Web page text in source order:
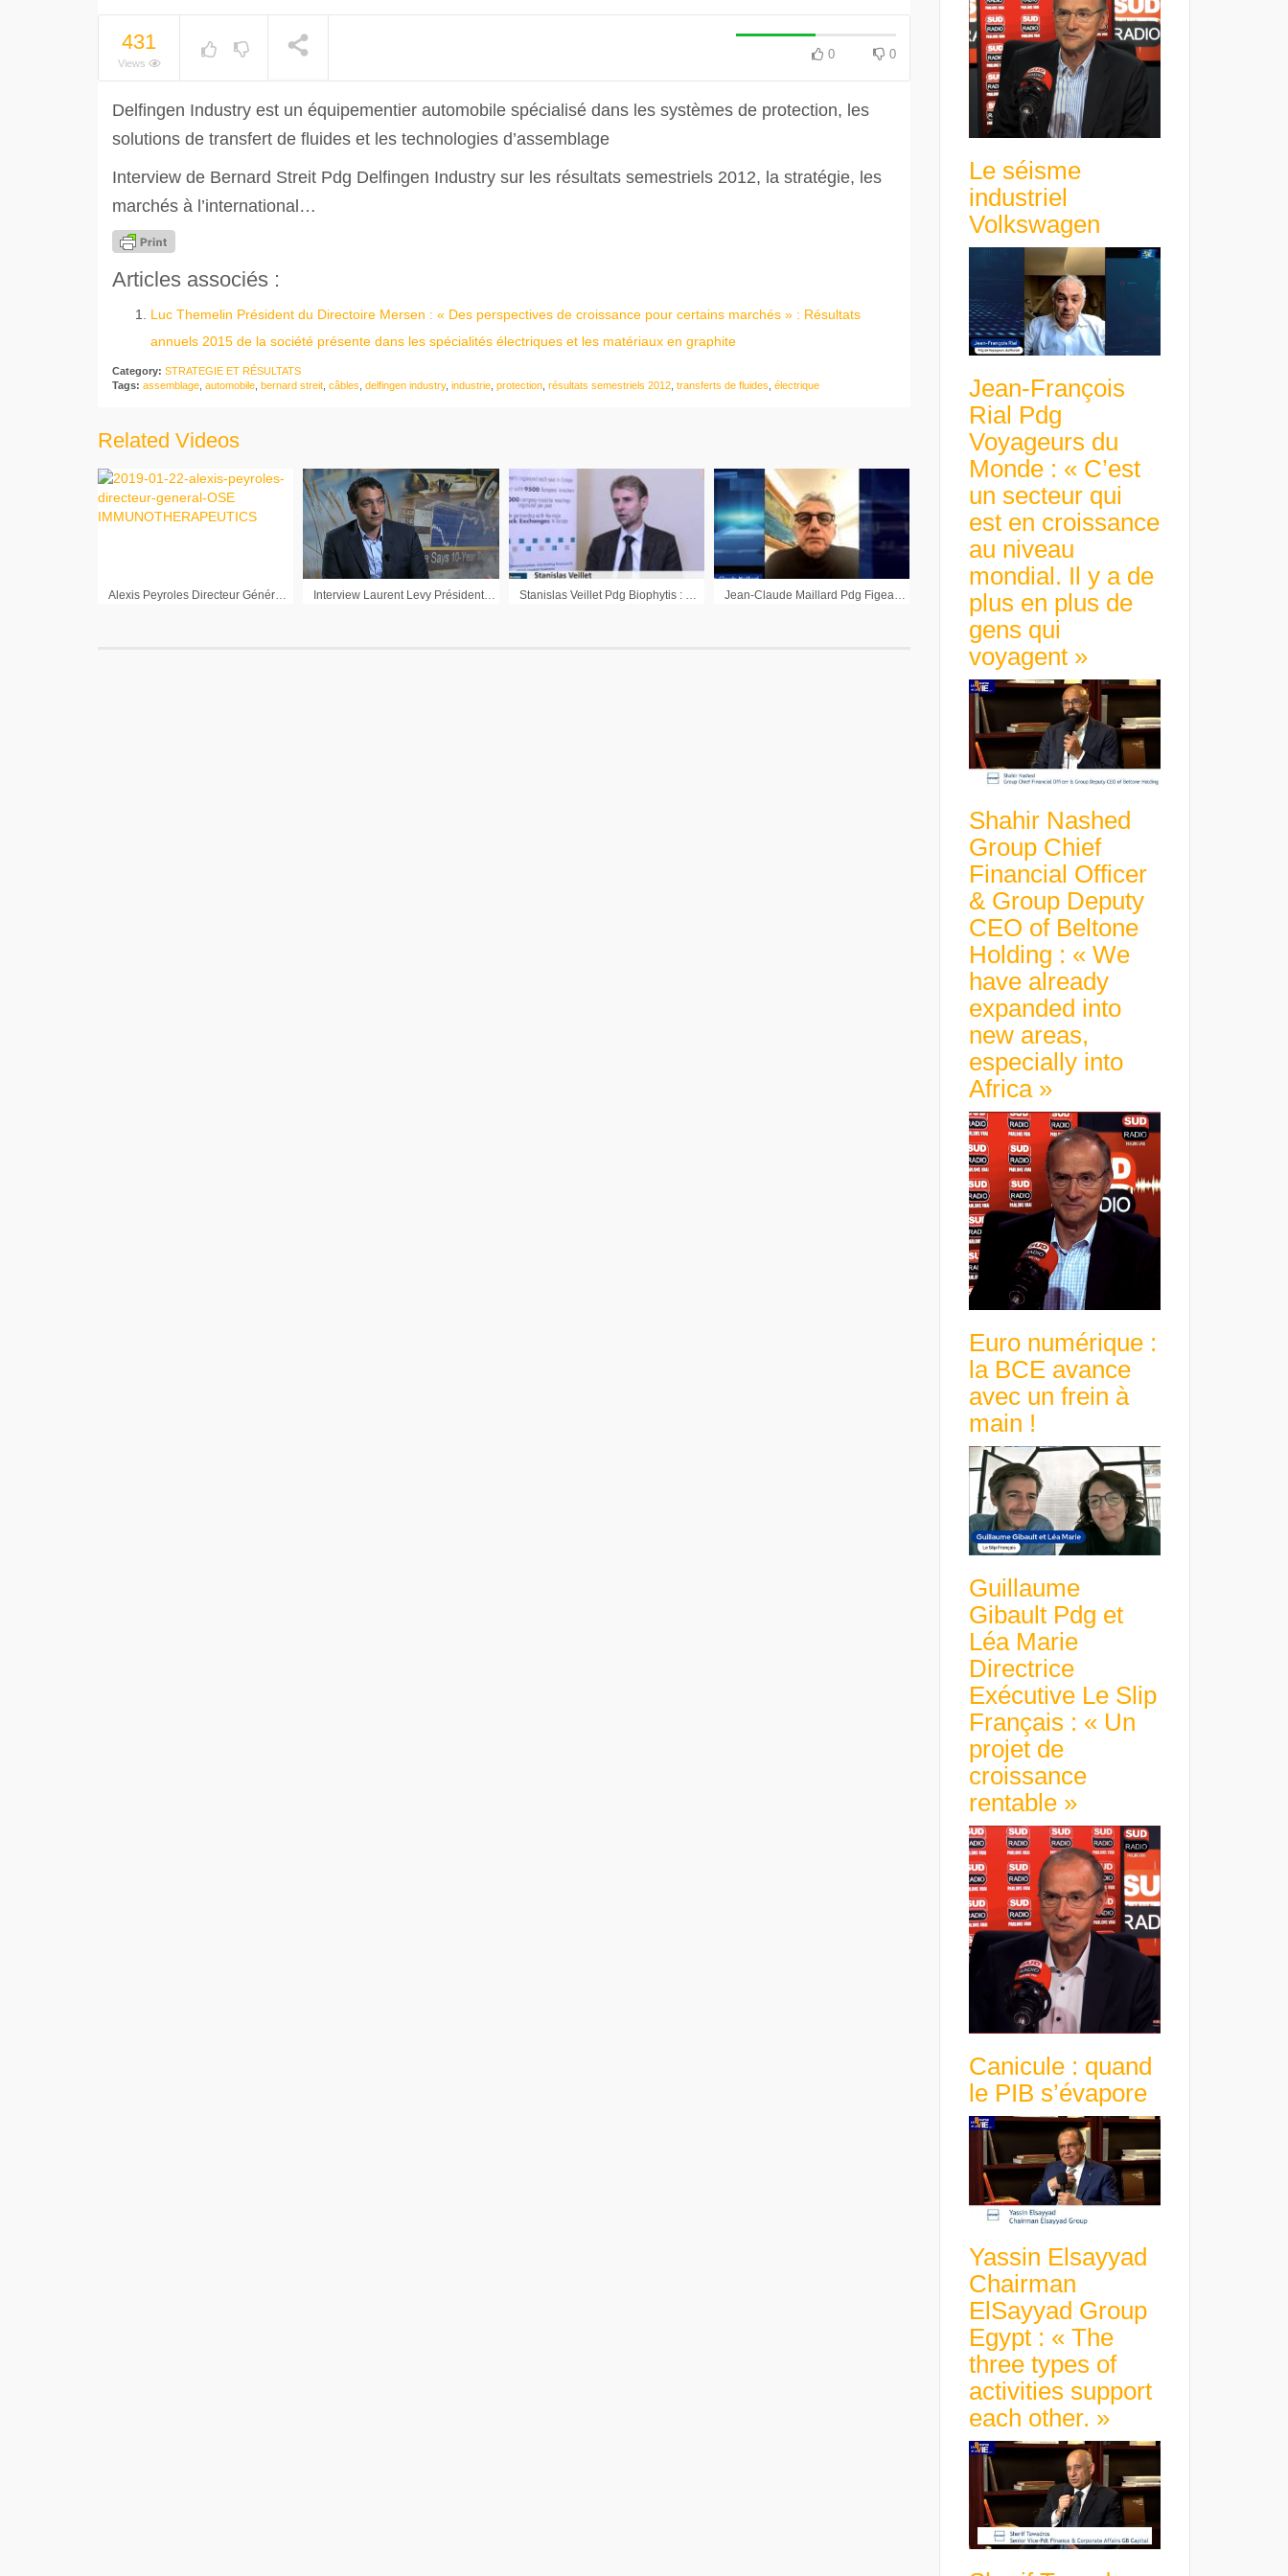
avance avec un frein à main !
431
Views
0 0
Delfingen Industry est un équipementier automobile spécialisé dans les systèmes de protection, les
solutions de transfert de fluides et les technologies d’assemblage
Interview de Bernard Streit Pdg Delfingen Industry sur les résultats semestriels 2012, la stratégie, les
marchés à l’international…
Articles associés :
Luc Themelin Président du Directoire Mersen : « Des perspectives de croissance pour certains marchés » : Résultats
annuels 2015 de la société présente dans les spécialités électriques et les matériaux en graphite
Category: STRATEGIE ET RÉSULTATS
Tags: assemblage automobile bernard streit câbles delfingen industry, industrie protection résultats semestriels 2012 transferts de fluides électrique
Related Videos
Le séisme
industriel
Volkswagen
Jean-François
Rial Pdg
Voyageurs du
Monde : « C’est
un secteur qui
est en croissance
au niveau
mondial. Il y a de
plus en plus de
gens qui
voyagent »
Shahir Nashed
Group Chief
Financial Officer
& Group Deputy
CEO of Beltone
Holding : « We
have already
expanded into
new areas,
especially into
Africa »
Euro numérique :
la BCE avance
avec un frein à
main !
Guillaume
Gibault Pdg et
Léa Marie
Directrice
Exécutive Le Slip
Français : « Un
projet de
croissance
rentable »
Canicule : quand
le PIB s’évapore
Yassin Elsayyad
Chairman
ElSayyad Group
Egypt : « The
three types of
activities support
each other. »